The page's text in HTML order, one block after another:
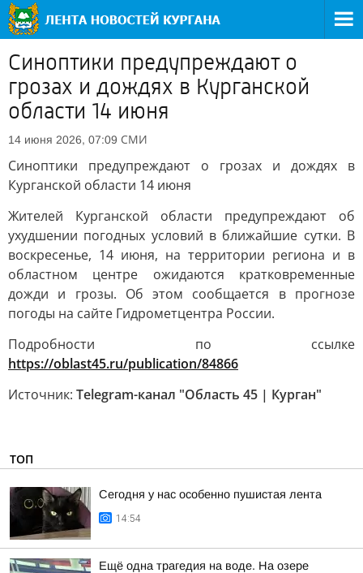
Синоптики предупреждают о
грозах и дождях в Курганской
области 14 июня
14 июня 2026, 07:09 СМИ
Синоптики предупреждают о грозах и дождях в
Курганской области 14 июня
Жителей Курганской области предупреждают об
ухудшении погодных условий в ближайшие сутки. В
воскресенье, 14 июня, на территории региона и в
областном центре ожидаются кратковременные
дожди и грозы. Об этом сообщается в прогнозе
погоды на сайте Гидрометцентра России.
Подробности по ссылке
https://oblast45.ru/publication/84866
Источник: Telegram-канал "Область 45 | Курган"
ТОП
Сегодня у нас особенно пушистая лента
14:54
Ещё одна трагедия на воде. На озере